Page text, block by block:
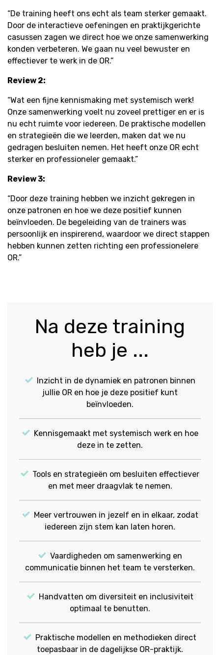
“De training heeft ons echt als team sterker gemaakt.
Door de interactieve oefeningen en praktijkgerichte
casussen zagen we direct hoe we onze samenwerking
konden verbeteren. We gaan nu veel bewuster en
effectiever te werk in de OR.”
Review 2:
“Wat een fijne kennismaking met systemisch werk!
Onze samenwerking voelt nu zoveel prettiger en er is
nu echt ruimte voor iedereen. De praktische modellen
en strategieën die we leerden, maken dat we nu
gedragen besluiten nemen. Het heeft onze OR echt
sterker en professioneler gemaakt.”
Review 3:
“Door deze training hebben we inzicht gekregen in
onze patronen en hoe we deze positief kunnen
beïnvloeden. De begeleiding van de trainers was
persoonlijk en inspirerend, waardoor we direct stappen
hebben kunnen zetten richting een professionelere
OR.”
Na deze training
heb je ...
Inzicht in de dynamiek en patronen binnen
jullie OR en hoe je deze positief kunt
beïnvloeden.
Kennisgemaakt met systemisch werk en hoe
deze in te zetten.
Tools en strategieën om besluiten effectiever
en met meer draagvlak te nemen.
Meer vertrouwen in jezelf en in elkaar, zodat
iedereen zijn stem kan laten horen.
Vaardigheden om samenwerking en
communicatie binnen het team te versterken.
Handvatten om diversiteit en inclusiviteit
optimaal te benutten.
Praktische modellen en methodieken direct
toepasbaar in de dagelijkse OR-praktijk.